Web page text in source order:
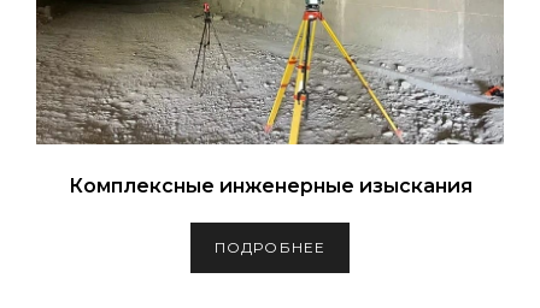
Комплексные инженерные изыскания
ПОДРОБНЕЕ